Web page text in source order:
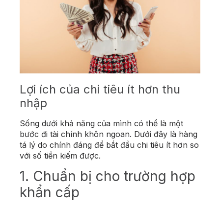
Lợi ích của chi tiêu ít hơn thu
nhập
Sống dưới khả năng của mình có thể là một
bước đi tài chính khôn ngoan. Dưới đây là hàng
tá lý do chính đáng để bắt đầu chi tiêu ít hơn so
với số tiền kiếm được.
1. Chuẩn bị cho trường hợp
khẩn cấp